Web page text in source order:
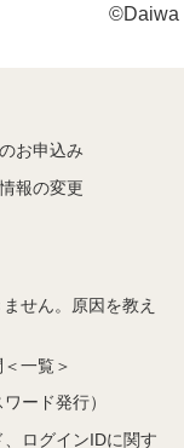
©Daiwa
お申込み
報の変更
せん。原因を教え
一覧＞
ード発行）
ログインIDに関す